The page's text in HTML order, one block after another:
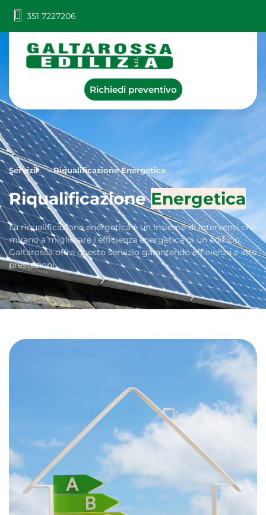
351 7227206
Richiedi preventivo
Riqualificazione Energetica
RiqualificazioneEnergetica
La riqualificazione energetica è un insieme di interventi che
mirano a migliorare l’efficienza energetica di un edificio.
Galtarossa offre questo servizio garantendo efficienza e alte
prestazioni.
Servizi Riqualificazione Energetica